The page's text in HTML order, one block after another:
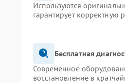
Используются
гарантирует корректную
Бесплатная
Современное
восстановление в